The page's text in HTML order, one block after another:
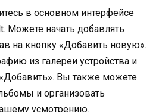
в основном интерфейсе
Можете начать добавлять
на кнопку «Добавить новую».
из галереи устройства и
Вы также можете
и организовать
усмотрению.